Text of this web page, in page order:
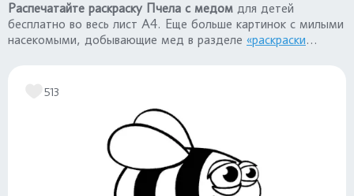
Распечатайте раскраску Пчела с медом для детей
бесплатно во весь лист А4. Еще больше картинок с милыми
насекомыми, добывающие мед в разделе «раскраски
513